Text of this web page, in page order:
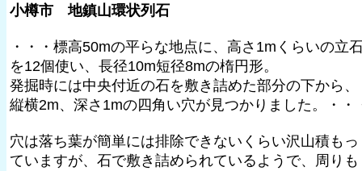
小樽市 地鎮山環状列石
・・・標高50mの平らな地点に、高さ1mくらいの立
を12個使い、長径10m短径8mの楕円形。
発掘時には中央付近の石を敷き詰めた部分の下から、
縦横2m、深さ1mの四角い穴が見つかりました。・・
穴は落ち葉が簡単には排除できないくらい沢山積もっ
ていますが、石で敷き詰められているようで、周りも